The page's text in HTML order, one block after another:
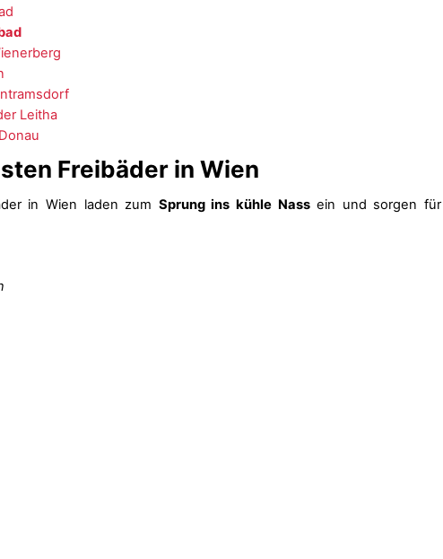
Leitha
Freibäder in Wien
in Wien laden zum Sprung ins kühle Nassein und sorgen für